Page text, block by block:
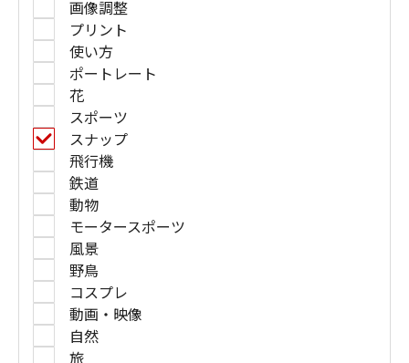
画像調整
プリント
使い方
ポートレート
花
スポーツ
スナップ
飛行機
鉄道
動物
モータースポーツ
風景
野鳥
コスプレ
動画・映像
自然
旅